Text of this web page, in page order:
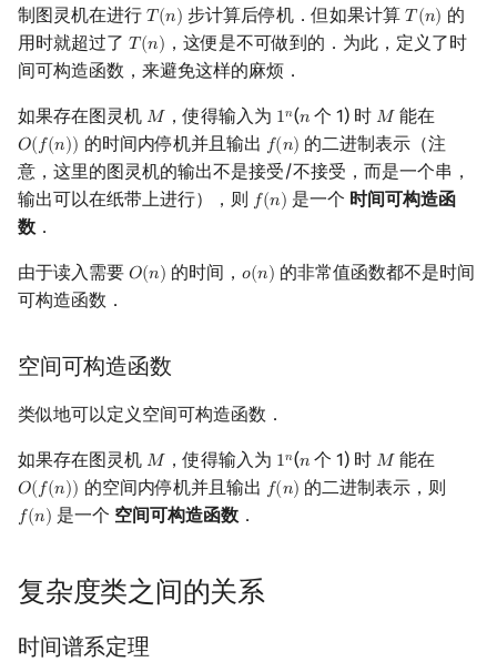
制图灵机在进行 𝑇 (𝑛)
T(n) 步计算后停机．但如果计算𝑇 (𝑛)
T(n)
的
用时就超过了 𝑇 (𝑛)
T(n)
，这便是不可做到的．为此，定义了时
间可构造函数，来避免这样的麻烦．
如果存在图灵机 𝑀
M ，使得输入为 1𝑛
1n(𝑛
n 个 1) 时𝑀
M 能在
𝑂(𝑓(𝑛))
O(f(n)) 的时间内停机并且输出 𝑓(𝑛)
f(n)
的二进制表示（注
意，这里的图灵机的输出不是接受/不接受，而是一个串，
输出可以在纸带上进行），则 𝑓(𝑛)
f(n) 是一个 时间可构造函
数 ．
由于读入需要 𝑂(𝑛)
O(n) 的时间，𝑜(𝑛)
o(n) 的非常值函数都不是时间
可构造函数．
空间可构造函数
类似地可以定义空间可构造函数．
如果存在图灵机 𝑀
M ，使得输入为 1𝑛
1n(𝑛
n 个 1) 时𝑀
M 能在
𝑂(𝑓(𝑛))
O(f(n)) 的空间内停机并且输出 𝑓(𝑛)
f(n) 的二进制表示，则
𝑓(𝑛)
f(n) 是一个 空间可构造函数．
复杂度类之间的关系
时间谱系定理